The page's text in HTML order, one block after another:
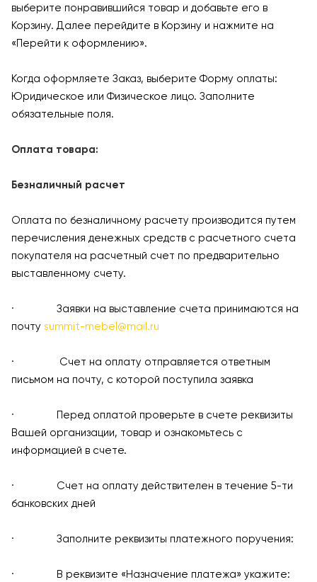
выберите понравившийся товар и добавьте его в
Корзину. Далее перейдите в Корзину и нажмите на
«Перейти к оформлению».
Когда оформляете Заказ, выберите Форму оплаты:
Юридическое или Физическое лицо. Заполните
обязательные поля.
Оплата товара:
Безналичный расчет
Оплата по безналичному расчету производится путем
перечисления денежных средств с расчетного счета
покупателя на расчетный счет по предварительно
выставленному счету.
· Заявки на выставление счета принимаются на
почту summit-mebel@mail.ru
· Счет на оплату отправляется ответным
письмом на почту, с которой поступила заявка
· Перед оплатой проверьте в счете реквизиты
Вашей организации, товар и ознакомьтесь с
информацией в счете.
· Счет на оплату действителен в течение 5-ти
банковских дней
· Заполните реквизиты платежного поручения:
· В реквизите «Назначение платежа» укажите: